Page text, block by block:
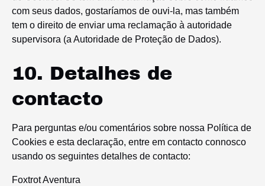
com seus dados, gostaríamos de ouvi-la, mas também
tem o direito de enviar uma reclamação à autoridade
supervisora (a Autoridade de Proteção de Dados).
10. Detalhes de
contacto
Para perguntas e/ou comentários sobre nossa Política de
Cookies e esta declaração, entre em contacto connosco
usando os seguintes detalhes de contacto:
Foxtrot Aventura